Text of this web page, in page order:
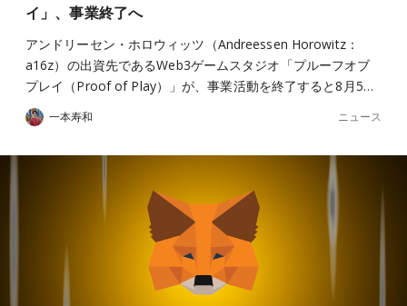
イ」、事業終了へ
アンドリーセン・ホロウィッツ（Andreessen Horowitz：
a16z）の出資先であるWeb3ゲームスタジオ「プルーフオブ
プレイ（Proof of Play）」が、事業活動を終了すると8月5…
一本寿和 ニュース